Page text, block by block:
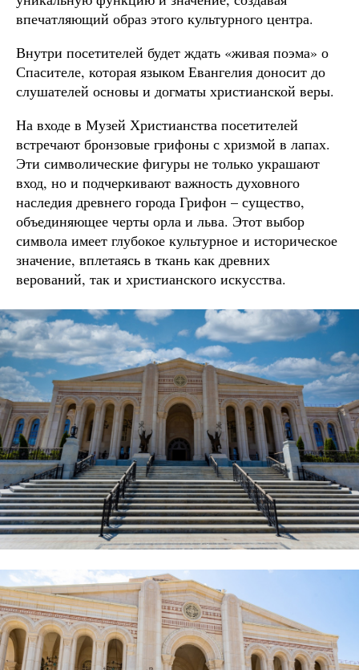
впечатляющий образ этого культурного центра.
Внутри посетителей будет ждать «живая поэма» о
Спасителе, которая языком Евангелия доносит до
слушателей основы и догматы христианской веры.
На входе в Музей Христианства посетителей
встречают бронзовые грифоны с хризмой в лапах.
Эти символические фигуры не только украшают
вход, но и подчеркивают важность духовного
наследия древнего города Грифон – существо,
объединяющее черты орла и льва. Этот выбор
символа имеет глубокое культурное и историческое
значение, вплетаясь в ткань как древних
верований, так и христианского искусства.